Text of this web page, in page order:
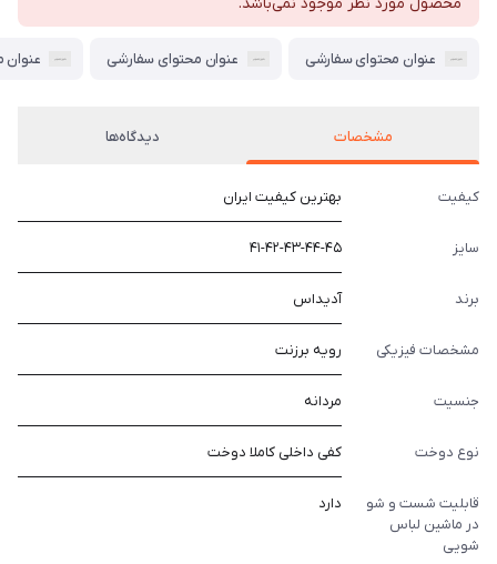
عنوان محتوای سفارشی عنوان محتوای سفارشی عنوان
مشخصات دیدگاه‌ها
کیفیت بهترین کیفیت ایران
سایز ۴۱-۴۲-۴۳-۴۴-۴۵
برند آدیداس
مشخصات فیزیکی رویه برزنت
جنسیت مردانه
نوع دوخت کفی داخلی کاملا دوخت
قابلیت شست و شو
در ماشین لباس
شویی
دارد